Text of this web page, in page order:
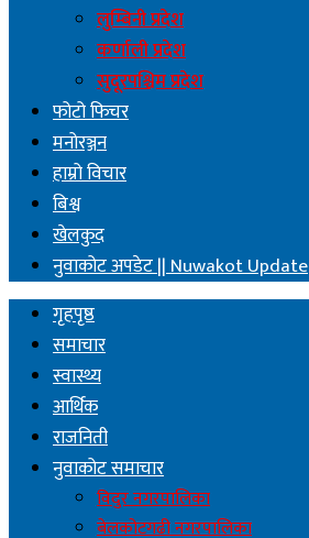
लुम्बिनी प्रदेश
कर्णाली प्रदेश
सुदूरपश्चिम प्रदेश
फोटो फिचर
मनोरञ्जन
हाम्रो विचार
बिश्व
खेलकुद
नुवाकोट अपडेट || Nuwakot Update
गृहपृष्ठ
समाचार
स्वास्थ्य
आर्थिक
राजनिती
नुवाकोट समाचार
विदुर नगरपालिका
बेलकोटगढी नगरपालिका